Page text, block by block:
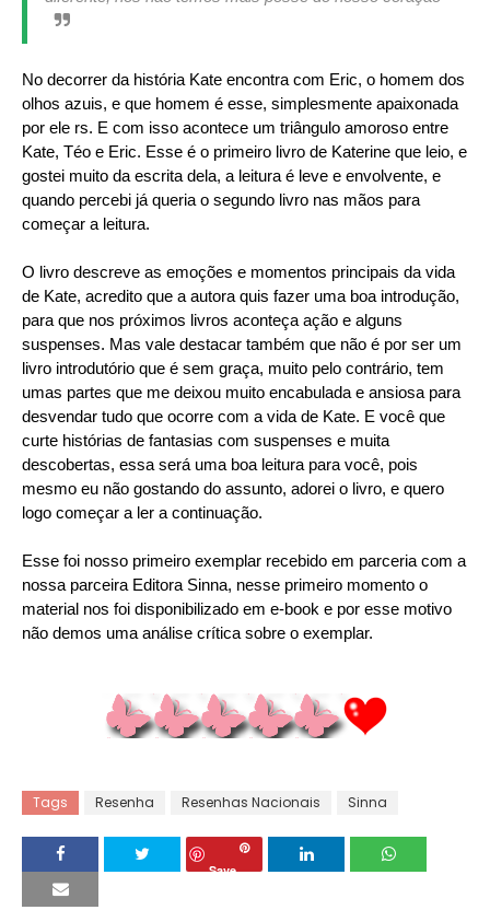
No decorrer da história Kate encontra com Eric, o homem dos
olhos azuis, e que homem é esse, simplesmente apaixonada
por ele rs. E com isso acontece um triângulo amoroso entre
Kate, Téo e Eric. Esse é o primeiro livro de Katerine que leio, e
gostei muito da escrita dela, a leitura é leve e envolvente, e
quando percebi já queria o segundo livro nas mãos para
começar a leitura.
O livro descreve as emoções e momentos principais da vida
de Kate, acredito que a autora quis fazer uma boa introdução,
para que nos próximos livros aconteça ação e alguns
suspenses. Mas vale destacar também que não é por ser um
livro introdutório que é sem graça, muito pelo contrário, tem
umas partes que me deixou muito encabulada e ansiosa para
desvendar tudo que ocorre com a vida de Kate. E você que
curte histórias de fantasias com suspenses e muita
descobertas, essa será uma boa leitura para você, pois
mesmo eu não gostando do assunto, adorei o livro, e quero
logo começar a ler a continuação.
Esse foi nosso primeiro exemplar recebido em parceria com a
nossa parceira Editora Sinna, nesse primeiro momento o
material nos foi disponibilizado em e-book e por esse motivo
não demos uma análise crítica sobre o exemplar.
Tags Resenha Resenhas Nacionais Sinna
Save